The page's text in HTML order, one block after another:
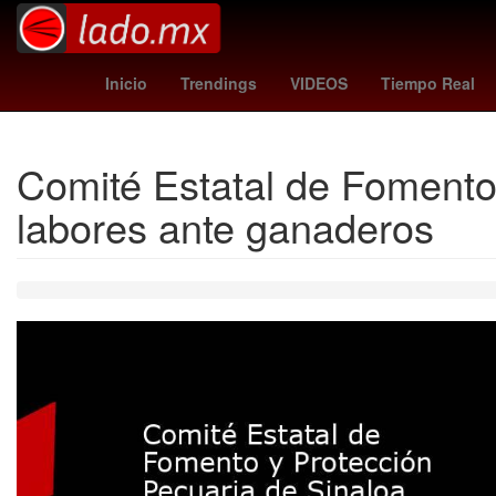
Inicio Trendings VIDEOS Tiempo Real
summerslam wwe Desirée Monsiváis
Comité Estatal de
labores ante ganaderos